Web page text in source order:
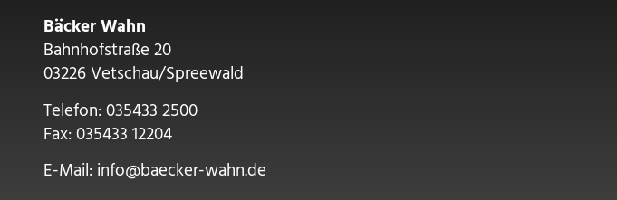
Bäcker Wahn
Bahnhofstraße 20
03226 Vetschau/Spreewald
Telefon: 035433 2500
Fax: 035433 12204
E-Mail: info@baecker-wahn.de